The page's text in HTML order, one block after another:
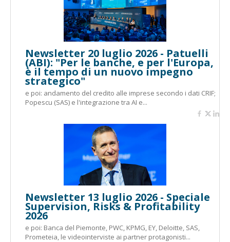
Newsletter 20 luglio 2026 - Patuelli
(ABI): "Per le banche, e per l'Europa,
è il tempo di un nuovo impegno
strategico"
e poi: andamento del credito alle imprese secondo i dati CRIF;
Popescu (SAS) e l'integrazione tra AI e...
Newsletter 13 luglio 2026 - Speciale
Supervision, Risks & Profitability
2026
e poi: Banca del Piemonte, PWC, KPMG, EY, Deloitte, SAS,
Prometeia, le videointerviste ai partner protagonisti...